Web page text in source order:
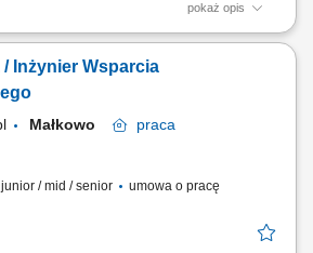
pokaż opis
pomiarów diagnostycznych na
okrętowych; Analiza wyników
raportów technicznych; Współpraca z
/ Inżynier Wsparcia
Małkowo
praca
/ mid / senior
umowa o pracę